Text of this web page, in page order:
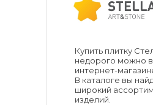
Купить плитку
недорого можно
интернет-
В каталоге вы
широкий
изделий.